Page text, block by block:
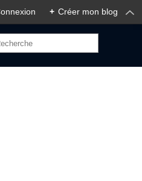
+ Créer mon blog